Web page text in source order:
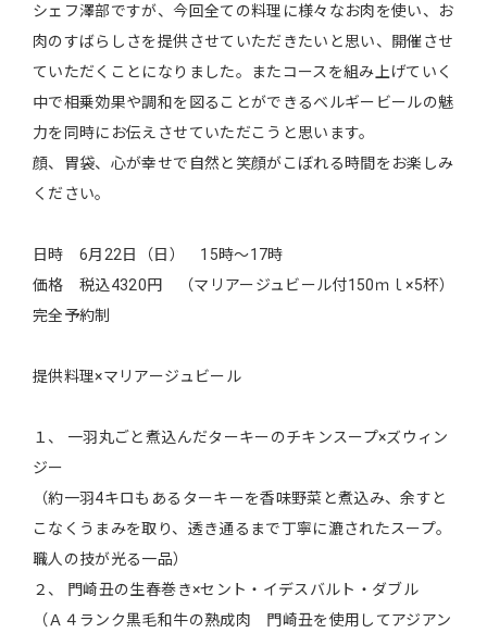
シェフ澤部ですが、今回全ての料理に様々なお肉を使い、お
肉のすばらしさを提供させていただきたいと思い、開催させ
ていただくことになりました。またコースを組み上げていく
中で相乗効果や調和を図ることができるベルギービールの魅
力を同時にお伝えさせていただこうと思います。
顔、胃袋、心が幸せで自然と笑顔がこぼれる時間をお楽しみ
ください。
日時 6月22日（日） 15時～17時
価格 税込4320円 （マリアージュビール付150ｍｌ×5杯）
完全予約制
提供料理×マリアージュビール
１、 一羽丸ごと煮込んだターキーのチキンスープ×ズウィン
ジー
（約一羽4キロもあるターキーを香味野菜と煮込み、余すと
こなくうまみを取り、透き通るまで丁寧に漉されたスープ。
職人の技が光る一品）
２、 門崎丑の生春巻き×セント・イデスバルト・ダブル
（Ａ４ランク黒毛和牛の熟成肉 門崎丑を使用してアジアン